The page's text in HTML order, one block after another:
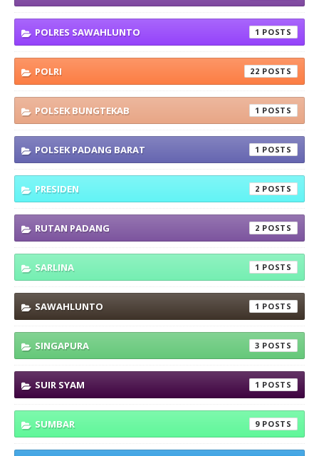
POLRES SAWAHLUNTO 1
POLRI 22
POLSEK BUNGTEKAB 1
POLSEK PADANG BARAT 1
PRESIDEN 2
RUTAN PADANG 2
SARLINA 1
SAWAHLUNTO 1
SINGAPURA 3
SUIR SYAM 1
SUMBAR 9